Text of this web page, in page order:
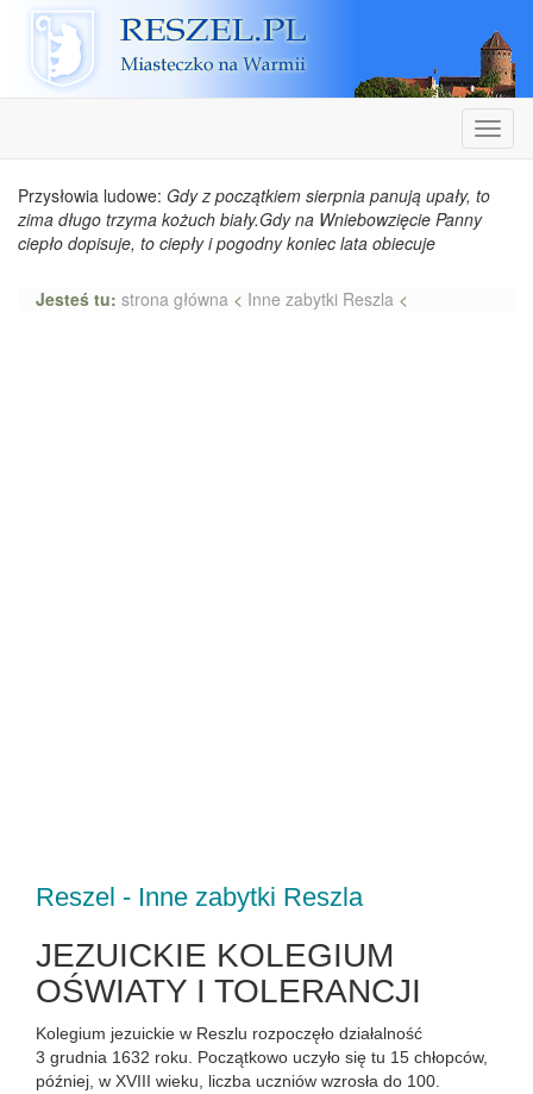
Reszel
Przysłowia ludowe: Gdy z początkiem sierpnia panują upały, to
zima długo trzyma kożuch biały.Gdy na Wniebowzięcie Panny
ciepło dopisuje, to ciepły i pogodny koniec lata obiecuje
Jesteś tu: strona główna < Inne zabytki Reszla <
Reszel - Inne zabytki Reszla
JEZUICKIE KOLEGIUM
OŚWIATY I TOLERANCJI
Kolegium jezuickie w Reszlu rozpoczęło działalność
3 grudnia 1632 roku. Początkowo uczyło się tu 15 chłopców,
później, w XVIII wieku, liczba uczniów wzrosła do 100.